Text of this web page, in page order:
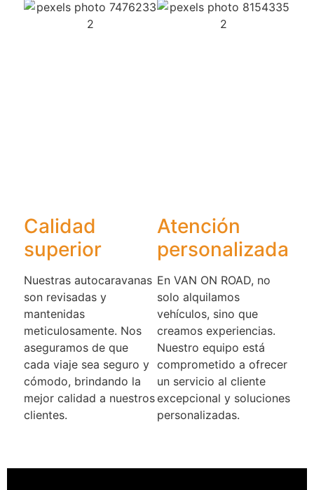
Calidad
superior​
Nuestras autocaravanas
son revisadas y
mantenidas
meticulosamente. Nos
aseguramos de que
cada viaje sea seguro y
cómodo, brindando la
mejor calidad a nuestros
clientes.
Atención
personalizada
En VAN ON ROAD, no
solo alquilamos
vehículos, sino que
creamos experiencias.
Nuestro equipo está
comprometido a ofrecer
un servicio al cliente
excepcional y soluciones
personalizadas.